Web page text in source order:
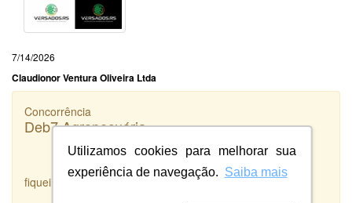
Utilizamos cookies para melhorar sua
experiência de navegação. Saiba mais
7/14/2026
Claudionor Ventura Oliveira Ltda
Concorrência
Deb7 Agropecuária
fiquei satisfeita com o serviço prestado